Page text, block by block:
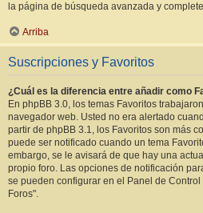
la página de búsqueda avanzada y
Arriba
Suscripciones y Favoritos
¿Cuál es la diferencia entre añadir como
En phpBB 3.0, los temas Favoritos
navegador web. Usted no era alertado
partir de phpBB 3.1, los Favoritos son más
puede ser notificado cuando un tema
embargo, se le avisará de que hay una
propio foro. Las opciones de notificación
se pueden configurar en el Panel de
Foros".